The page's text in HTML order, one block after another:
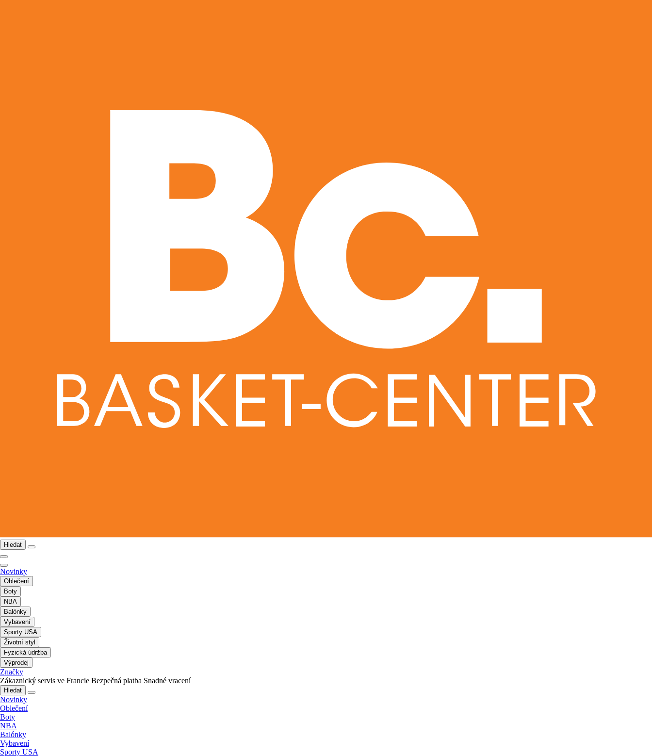
Hledat
Novinky
Oblečení
Boty
NBA
Balónky
Vybavení
Sporty USA
Životní styl
Fyzická údržba
Výprodej
Značky
Zákaznický servis ve Francie Bezpečná platba Snadné vracení
Hledat
Novinky
Oblečení
Boty
NBA
Balónky
Vybavení
Sporty USA